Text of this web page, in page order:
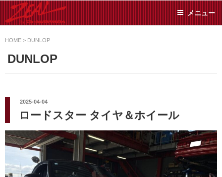
ンた日常メンテから各種チ
することならジャンルフ
リーでお任せください!
メニュー
HOME > DUNLOP
DUNLOP
投
日:
2025-04-04
ロードスター タイヤ＆ホイール